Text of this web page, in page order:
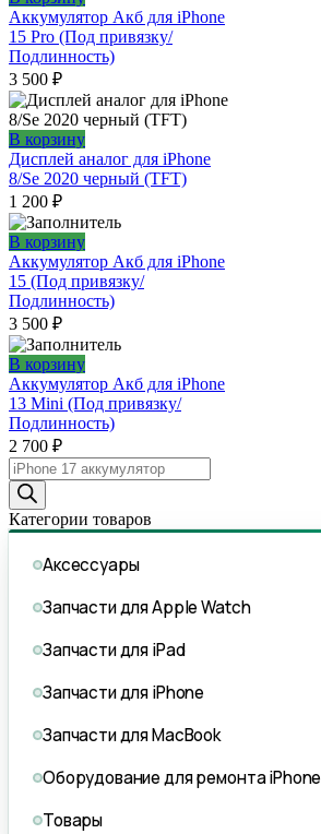
Аккумулятор Акб для iPhone
15 Pro (Под привязку/
Подлинность)
3 500 ₽
В корзину
Дисплей аналог для iPhone
8/Se 2020 черный (TFT)
1 200 ₽
В корзину
Аккумулятор Акб для iPhone
15 (Под привязку/
Подлинность)
3 500 ₽
В корзину
Аккумулятор Акб для iPhone
13 Mini (Под привязку/
Подлинность)
2 700 ₽
Поиск
товаров
Категории товаров
Аксессуары
Запчасти для Apple Watch
Запчасти для iPad
Запчасти для iPhone
Запчасти для MacBook
Оборудование для ремонта iPhone
Товары